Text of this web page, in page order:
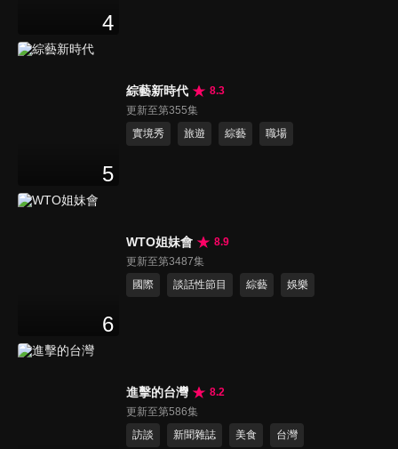
4
5
綜藝新時代
8.3
更新至第355集
實境秀
旅遊 綜藝 職場
6
WTO姐妹會
8.9
更新至第3487集
國際
談話性節目 綜藝 娛樂
進擊的台灣
8.2
更新至第586集
訪談
新聞雜誌 美食 台灣